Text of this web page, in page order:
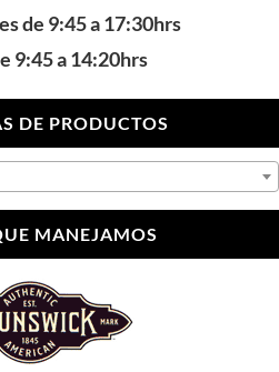
de 9:45 a 17:30hrs
9:45 a 14:20hrs
DE PRODUCTOS
MANEJAMOS